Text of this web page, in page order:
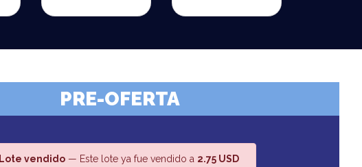
PRE-OFERTA
Lote vendido— Este lote ya fue vendido a 2.75 USD